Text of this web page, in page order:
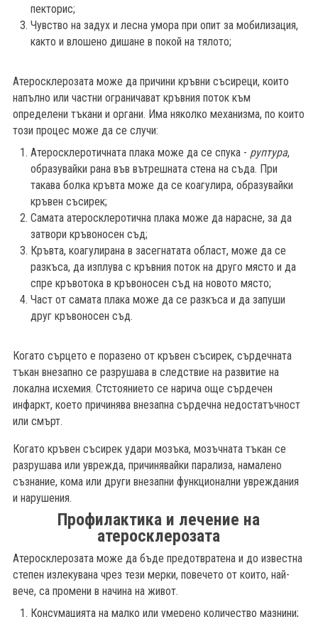
пекторис;
Чувство на задух и лесна умора при опит за мобилизация,
както и влошено дишане в покой на тялото;
Атеросклерозата може да причини кръвни съсиреци, които
напълно или частни ограничават кръвния поток към
определени тъкани и органи. Има няколко механизма, по които
този процес може да се случи:
Атеросклеротичната плака може да се спука - руптура,
образувайки рана във вътрешната стена на съда. При
такава болка кръвта може да се коагулира, образувайки
кръвен съсирек;
Самата атеросклеротична плака може да нарасне, за да
затвори кръвоносен съд;
Кръвта, коагулирана в засегнатата област, може да се
разкъса, да изплува с кръвния поток на друго място и да
спре кръвотока в кръвоносен съд на новото място;
Част от самата плака може да се разкъса и да запуши
друг кръвоносен съд.
Когато сърцето е поразено от кръвен съсирек, сърдечната
тъкан внезапно се разрушава в следствие на развитие на
локална исхемия. Стстоянието се нарича още сърдечен
инфаркт, което причинява внезапна сърдечна недостатъчност
или смърт.
Когато кръвен съсирек удари мозъка, мозъчната тъкан се
разрушава или уврежда, причинявайки парализа, намалено
съзнание, кома или други внезапни функционални увреждания
и нарушения.
Профилактика и лечение на
атеросклерозата
Атеросклерозата може да бъде предотвратена и до известна
степен излекувана чрез тези мерки, повечето от които, най-
вече, са промени в начина на живот.
Консумацията на малко или умерено количество мазнини;